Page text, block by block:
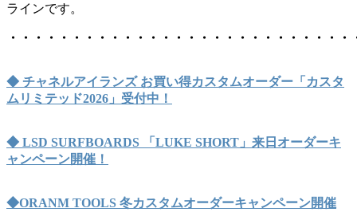
ラインです。
・・・・・・・・・・・・・・・・・・・・・・・・・・
◆ チャネルアイランズ お買い得カスタムオーダー「カスタ
ムリミテッド2026」受付中！
◆ LSD SURFBOARDS 「LUKE SHORT」来日オーダーキ
ャンペーン開催！
◆ORANM TOOLS 冬カスタムオーダーキャンペーン開催